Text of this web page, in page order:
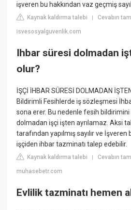
işveren bu hakkından vaz geçmiş
Kaynak kaldırma talebi |Cevabın
isvesosyalguvenlik.com
Ihbar süresi dolmadan
olur?
İŞÇİ İHBAR SÜRESİ DOLMADAN
Bildirimli Fesihlerde iş sözleşmesi
sona erer. Bu nedenle fesih
dolmadan işçi işten ayrılamaz. Aksi
tarafından yapılmış sayılır ve
işçiden ihbar tazminatı talep edebilir.
Kaynak kaldırma talebi |Cevabın
muhasebetr.com
Evlilik tazminatı hemen